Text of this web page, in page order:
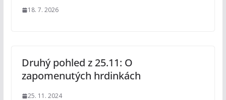
18. 7. 2026
Druhý pohled z 25.11: O
zapomenutých hrdinkách
25. 11. 2024